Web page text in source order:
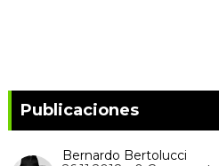
Publicaciones
Bernardo Bertolucci